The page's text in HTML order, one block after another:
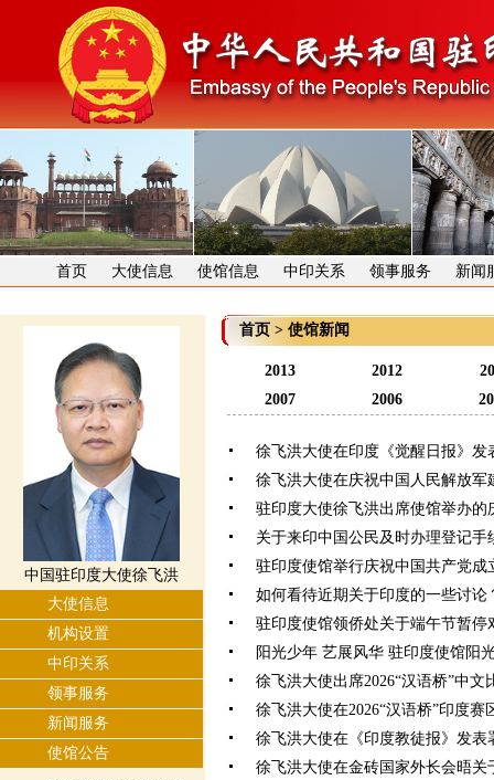
首页 大使信息 使馆信息 中印关系 领事服务 新闻
中国驻印度大使徐飞洪
大使信息
机构设置
中印关系
领事服务
新闻服务
使馆公告
首页 > 使馆新闻
2013 2012
2007
2006
徐飞洪大使在印度《觉醒日报》发
徐飞洪大使在庆祝中国人民解放军
驻印度大使徐飞洪出席使馆举办
关于来印中国公民及时办理登记手
驻印度使馆举行庆祝中国共产党成
如何看待近期关于印度的一些讨论
驻印度使馆领侨处关于端午节暂停
阳光少年 艺展风华 驻印度使馆阳
徐飞洪大使出席2026“汉语桥”中
徐飞洪大使在2026“汉语桥”印度
徐飞洪大使在《印度教徒报》发
徐飞洪大使在金砖国家外长会晤关